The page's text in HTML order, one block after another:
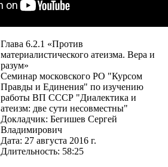
Глава 6.2.1 «Против
материалистического атеизма. Вера и
разум»
Семинар московского РО "Курсом
Правды и Единения" по изучению
работы ВП СССР "Диалектика и
атеизм: две сути несовместны"
Докладчик: Бегишев Сергей
Владимирович
Дата: 27 августа 2016 г.
Длительность: 58:25